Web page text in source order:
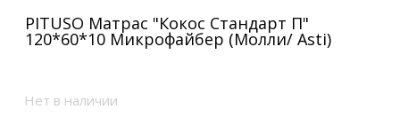
PITUSO Матрас "Кокос Стандарт П"
120*60*10 Микрофайбер (Молли/ Asti)
Нет в наличии